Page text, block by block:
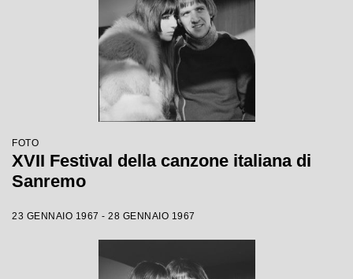
FOTO
XVII Festival della canzone italiana di
Sanremo
23 GENNAIO 1967 - 28 GENNAIO 1967